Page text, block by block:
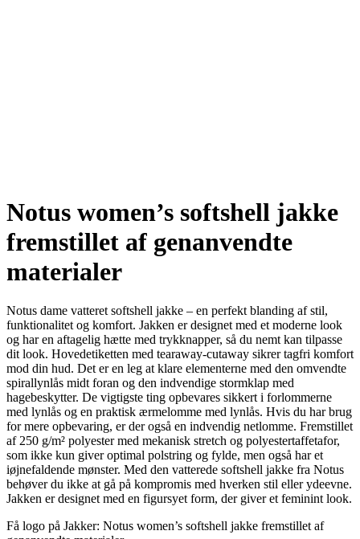
Notus women’s softshell jakke
fremstillet af genanvendte
materialer
Notus dame vatteret softshell jakke – en perfekt blanding af stil,
funktionalitet og komfort. Jakken er designet med et moderne look
og har en aftagelig hætte med trykknapper, så du nemt kan tilpasse
dit look. Hovedetiketten med tearaway-cutaway sikrer tagfri komfort
mod din hud. Det er en leg at klare elementerne med den omvendte
spirallynlås midt foran og den indvendige stormklap med
hagebeskytter. De vigtigste ting opbevares sikkert i forlommerne
med lynlås og en praktisk ærmelomme med lynlås. Hvis du har brug
for mere opbevaring, er der også en indvendig netlomme. Fremstillet
af 250 g/m² polyester med mekanisk stretch og polyestertaffetafor,
som ikke kun giver optimal polstring og fylde, men også har et
iøjnefaldende mønster. Med den vatterede softshell jakke fra Notus
behøver du ikke at gå på kompromis med hverken stil eller ydeevne.
Jakken er designet med en figursyet form, der giver et feminint look.
Få logo på Jakker: Notus women’s softshell jakke fremstillet af